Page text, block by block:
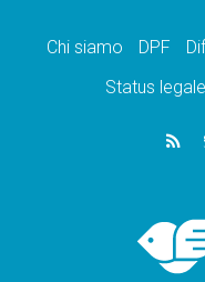
Chi siamo DPF
Status legale